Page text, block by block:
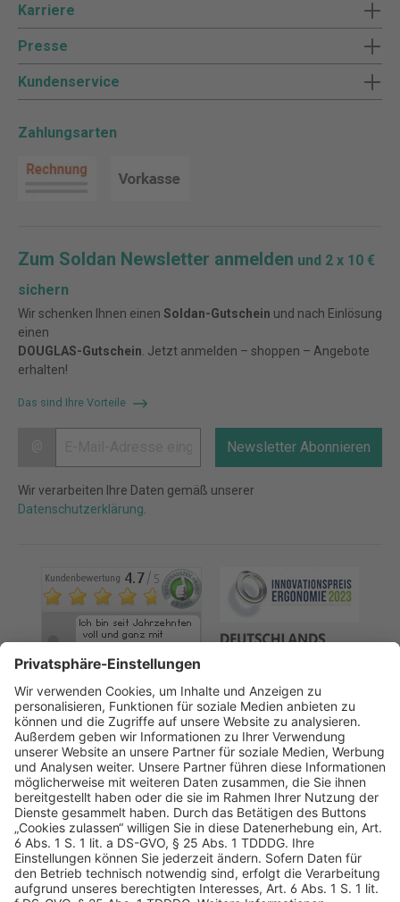
Karriere
Presse
Kundenservice
Zahlungsarten
Zum Soldan Newsletter anmelden und 2 x 10 €
sichern
Wir schenken Ihnen einen Soldan-Gutschein und nach Einlösung
einen
DOUGLAS-Gutschein . Jetzt anmelden – shoppen – Angebote
erhalten!
Das sind Ihre Vorteile
Newsletter Abonnieren
Wir verarbeiten Ihre Daten gemäß unserer
Datenschutzerklärung
AGB Datenschutz
Impressum